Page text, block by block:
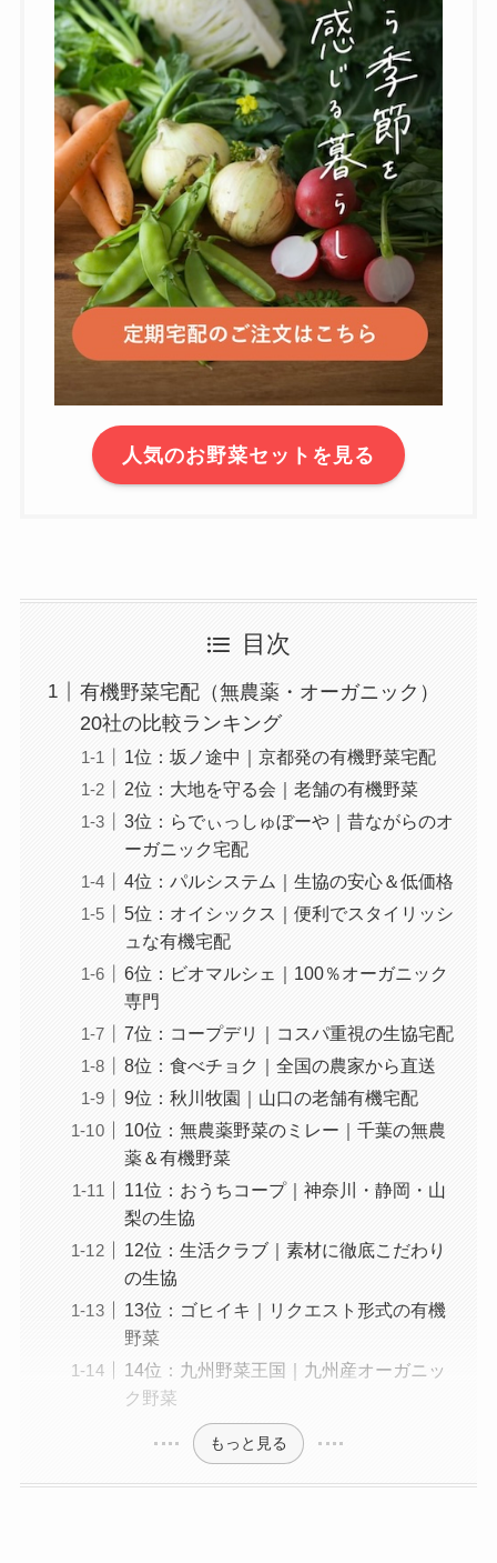
人気のお野菜セットを見る
目次
有機野菜宅配（無農薬・オーガニック）
20社の比較ランキング
1位：坂ノ途中｜京都発の有機野菜宅配
2位：大地を守る会｜老舗の有機野菜
3位：らでぃっしゅぼーや｜昔ながらのオ
ーガニック宅配
4位：パルシステム｜生協の安心＆低価格
5位：オイシックス｜便利でスタイリッシ
ュな有機宅配
6位：ビオマルシェ｜100％オーガニック
専門
7位：コープデリ｜コスパ重視の生協宅配
8位：食べチョク｜全国の農家から直送
9位：秋川牧園｜山口の老舗有機宅配
10位：無農薬野菜のミレー｜千葉の無農
薬＆有機野菜
11位：おうちコープ｜神奈川・静岡・山
梨の生協
12位：生活クラブ｜素材に徹底こだわり
の生協
13位：ゴヒイキ｜リクエスト形式の有機
野菜
14位：九州野菜王国｜九州産オーガニッ
ク野菜
もっと見る